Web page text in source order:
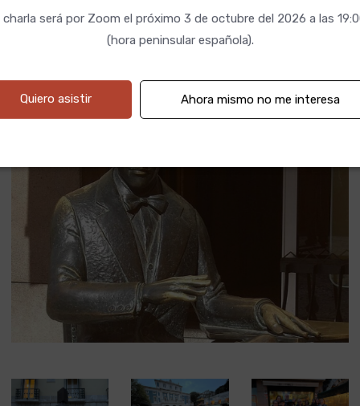
Apúntate a la charla gratuita
charla será por Zoom el próximo 3 de octubre del 2026 a las
(hora peninsular española).
Quiero asistir Ahora mismo no me interesa